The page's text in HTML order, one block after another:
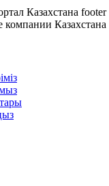
компании Казахстана